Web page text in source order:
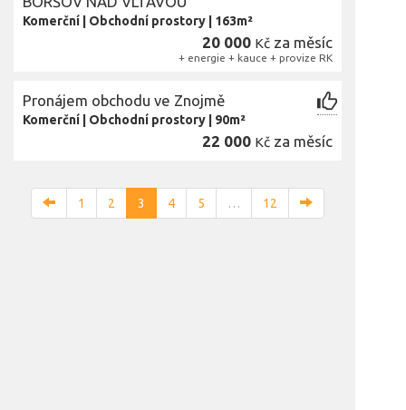
Komerční Obchodní prostory 163m²
20 000 Kč za měsíc
+ energie + kauce + provize RK
Pronájem obchodu ve Znojmě
Komerční Obchodní prostory 90m²
22 000 Kč za měsíc
1 2 3 4 5 … 12